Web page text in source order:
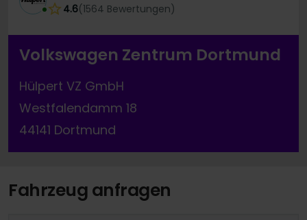
4.6(1564 Bewertungen)
Volkswagen Zentrum Dortmund
Hülpert VZ GmbH
Westfalendamm 18
44141 Dortmund
Fahrzeug anfragen